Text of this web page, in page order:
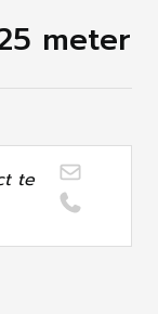
meter
te